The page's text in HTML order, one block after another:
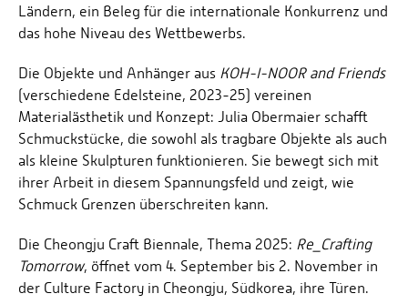
Ländern, ein Beleg für die internationale Konkurrenz und
das hohe Niveau des Wettbewerbs.
Die Objekte und Anhänger aus KOH-I-NOOR and Friends
(verschiedene Edelsteine, 2023-25) vereinen
Materialästhetik und Konzept: Julia Obermaier schafft
Schmuckstücke, die sowohl als tragbare Objekte als auch
als kleine Skulpturen funktionieren. Sie bewegt sich mit
ihrer Arbeit in diesem Spannungsfeld und zeigt, wie
Schmuck Grenzen überschreiten kann.
Die Cheongju Craft Biennale, Thema 2025: Re_Crafting
Tomorrow, öffnet vom 4. September bis 2. November in
der Culture Factory in Cheongju, Südkorea, ihre Türen.